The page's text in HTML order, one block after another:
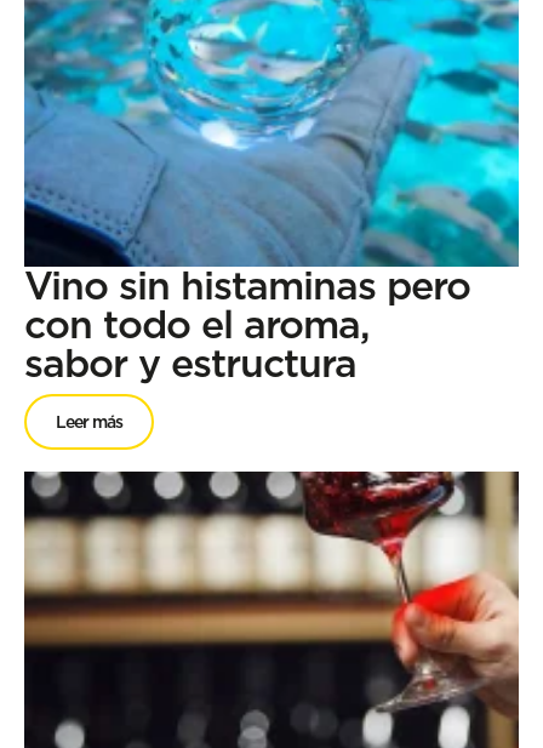
Vino sin histaminas pero
con todo el aroma,
sabor y estructura
Leer más